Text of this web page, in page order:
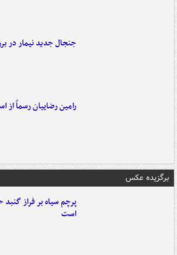
جنجال جدید نیمار در
رامین رضاییان رسماً از
برگزیده عکس
پرچم سیاه بر فراز
است